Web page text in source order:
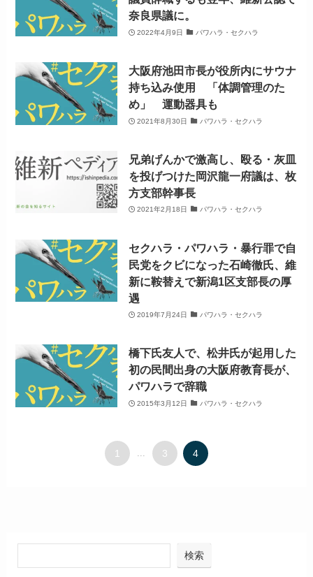
奈良県議に。
2022年4月9日 パワハラ・セクハラ
大阪府池田市長が役所内にサウナ
持ち込み使用 「体調管理のた
め」 運動器具も
2021年8月30日 パワハラ・セクハラ
兄弟げんかで激高し、殴る・灰皿
を投げつけた岡沢龍一府議は、枚
方支部幹事長
2021年2月18日 パワハラ・セクハラ
セクハラ・パワハラ・暴行罪で自
民党をクビになった石崎徹氏、維
新に鞍替えで新潟1区支部長の厚
遇
2019年7月24日 パワハラ・セクハラ
橋下氏友人で、松井氏が起用した
初の民間出身の大阪府教育長が、
パワハラで辞職
2015年3月12日 パワハラ・セクハラ
1 3 4
検索